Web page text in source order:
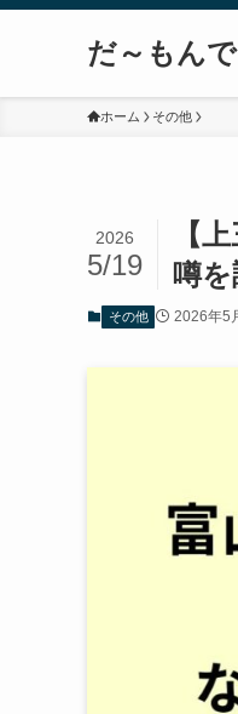
だ～もん
ホーム その他
【
噂を
2026
5/19
その他 2026年5